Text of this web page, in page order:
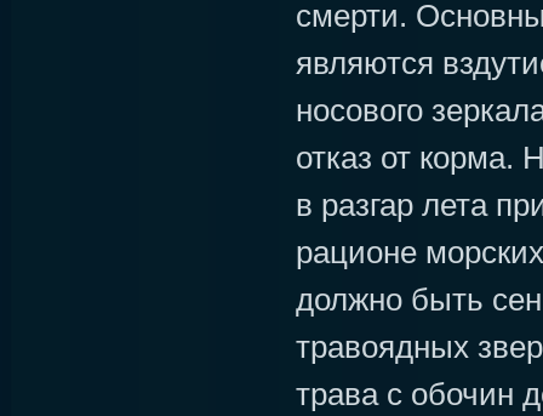
смерти.
являются
носового
отказ от корма.
в разгар лета
рационе
должно быть
травоядных
трава с обочин